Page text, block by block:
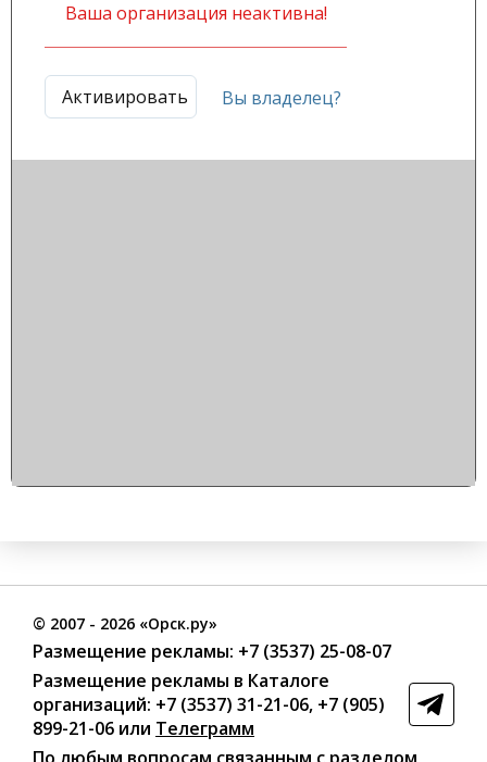
Ваша организация неактивна!
Активировать Вы владелец?
© 2007 - 2026 «Орск.ру»
Размещение рекламы: +7 (3537) 25-08-07
Размещение рекламы в Каталоге
организаций: +7 (3537) 31-21-06, +7 (905)
899-21-06 или Телеграмм